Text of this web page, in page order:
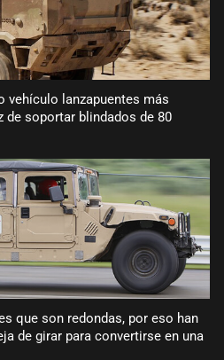
vehículo lanzapuentes más
de soportar blindados de 80
que son redondas, por eso han
de girar para convertirse en una